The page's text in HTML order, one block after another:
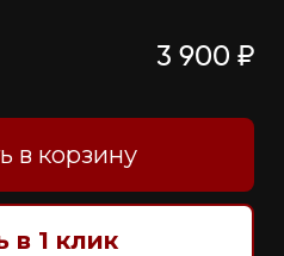
3 900 ₽
в корзину
в 1 клик